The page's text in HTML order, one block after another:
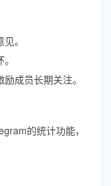
。
成员长期关注。
的统计功能，